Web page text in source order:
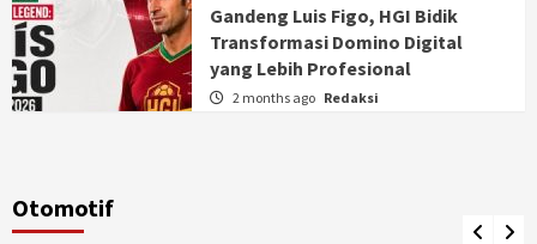
Gandeng Luis Figo, HGI Bidik
Transformasi Domino Digital
yang Lebih Profesional
2 months ago Redaksi
Otomotif